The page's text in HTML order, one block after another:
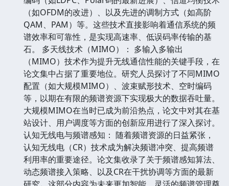
（如OFDM的改进）、以及先进的调制方式（如高阶
QAM、PAM）等。这些技术直接影响着通信系统的频
谱效率和可靠性，是实现高速率、低误码率传输的基
石。 多天线技术（MIMO）： 多输入多输出
（MIMO）技术作为提升无线通信性能的关键手段，在
论文集中占据了重要地位。研究人员探讨了不同MIMO
配置（如大规模MIMO）、波束赋形技术、空时编码
等，以期在有限的频谱资源下实现极大的数据吞吐量。
大规模MIMO在当时已成为前沿热点，论文中对其在基
站设计、用户调度等方面的创新应用进行了深入探讨。
认知无线电与频谱感知： 随着频谱资源的日益紧张，
认知无线电（CR）技术成为解决频谱冲突、提高频谱
利用率的重要途径。论文集收录了关于频谱感知算法、
动态频谱接入策略、以及CR在干扰协调等方面的最新